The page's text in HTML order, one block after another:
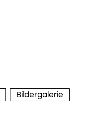
Bildergalerie